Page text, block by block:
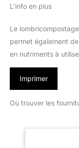
L’info en plus
Le
permet également
en nutriments à
Imprimer
Où trouver les